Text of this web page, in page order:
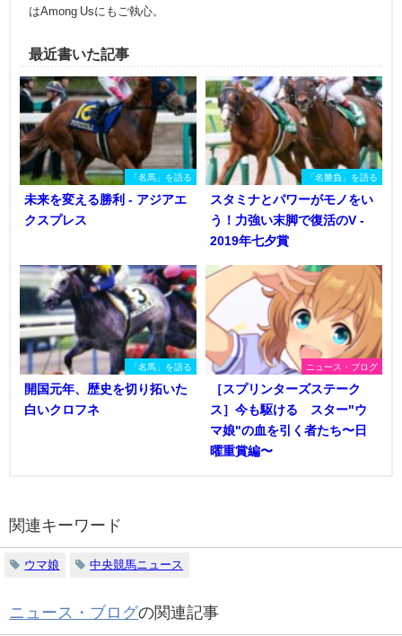
はAmong Usにもご執心。
最近書いた記事
「名馬」を語る
未来を変える勝利 - アジアエ
クスプレス
「名勝負」を語る
スタミナとパワーがモノをい
う！力強い末脚で復活のV -
2019年七夕賞
「名馬」を語る
開国元年、歴史を切り拓いた
白いクロフネ
ニュース・ブログ
［スプリンターズステーク
ス］今も駆ける スター"ウ
マ娘"の血を引く者たち〜日
曜重賞編〜
関連キーワード
ウマ娘 中央競馬ニュース
ニュース・ブログの関連記事